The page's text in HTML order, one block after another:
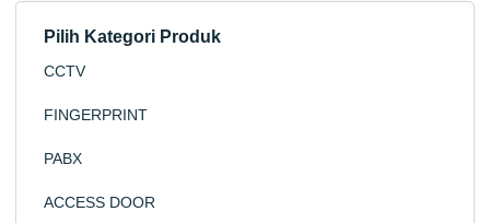
Pilih Kategori Produk
CCTV
FINGERPRINT
PABX
ACCESS DOOR
CCTV IP & Analog
Bisnis Anda
dengan CCTV
Profesional